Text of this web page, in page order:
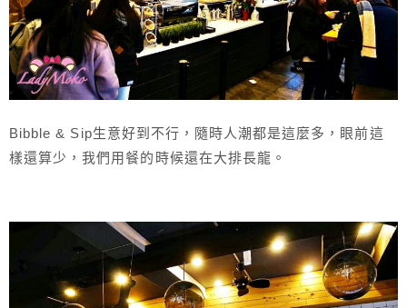
Bibble & Sip生意好到不行，隨時人潮都是這麼多，眼前這
樣還算少，我們用餐的時候還在大排長龍。